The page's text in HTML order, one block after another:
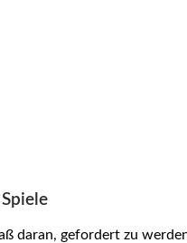
daran, gefordert zu